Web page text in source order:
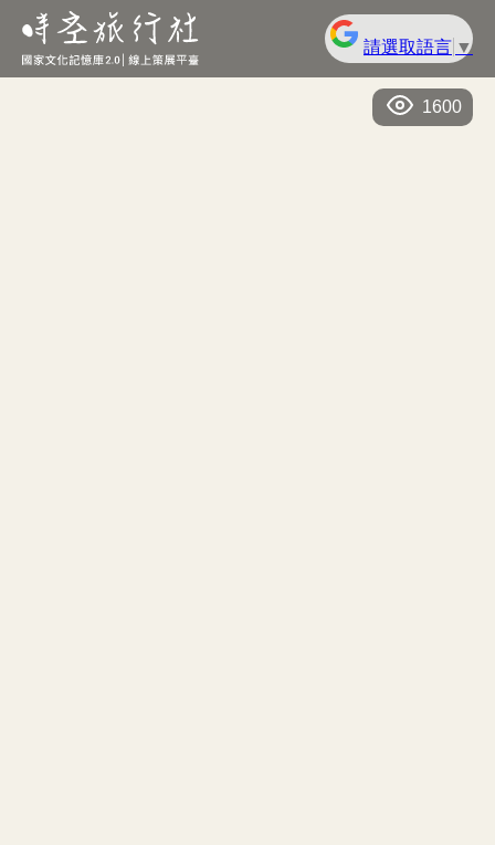
請選取語言 ▼
1600